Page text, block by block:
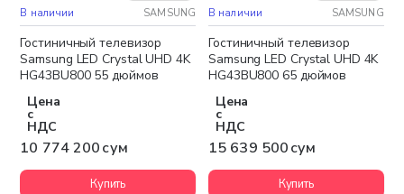
Бесплатная доставка
В наличии SAMSUNG
Гостиничный телевизор
Samsung LED Crystal UHD 4K
HG43BU800 55 дюймов
Цена
с
НДС
10 774 200 сум
Купить
Бесплатная доставка
В наличии SAMSUNG
Гостиничный телевизор
Samsung LED Crystal UHD 4K
HG43BU800 65 дюймов
Цена
с
НДС
15 639 500 сум
Купить